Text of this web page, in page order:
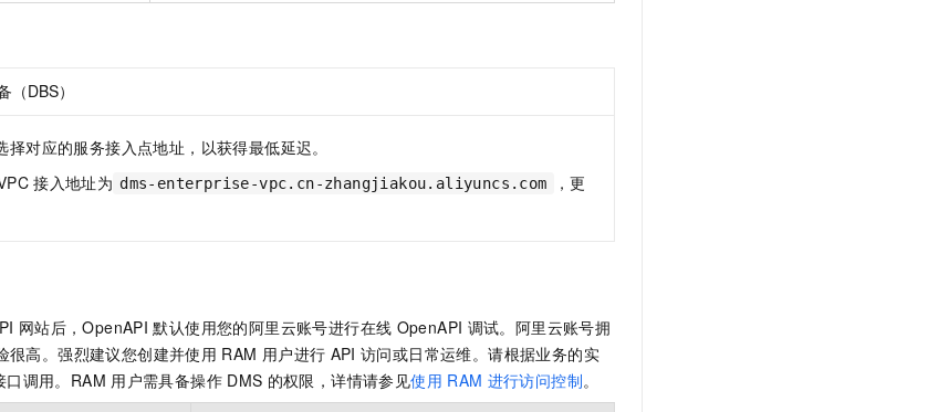
（DBS）
对应的服务接入点地址，以获得最低延迟。
接入地址为 dms-enterprise-vpc.cn-zhangjiakou.aliyuncs.com
，更
网站后，OpenAPI 默认使用您的阿里云账号进行在线 OpenAPI 调试。阿里云账号拥
很高。强烈建议您创建并使用 RAM 用户进行 API 访问或日常运维。请根据业务的实
口调用。RAM 用户需具备操作 DMS 的权限，详情请参见使用 RAM 进行访问控制。